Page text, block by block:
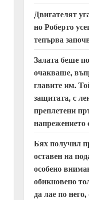
Двигателят
но Роберто
тепърва
Залата беше
очакваше,
главите им.
защитата, с
преплетени
напрежението
Бях получил
оставен на
особено
обикновено
да лае по